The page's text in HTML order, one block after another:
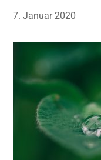
7. Januar 2020